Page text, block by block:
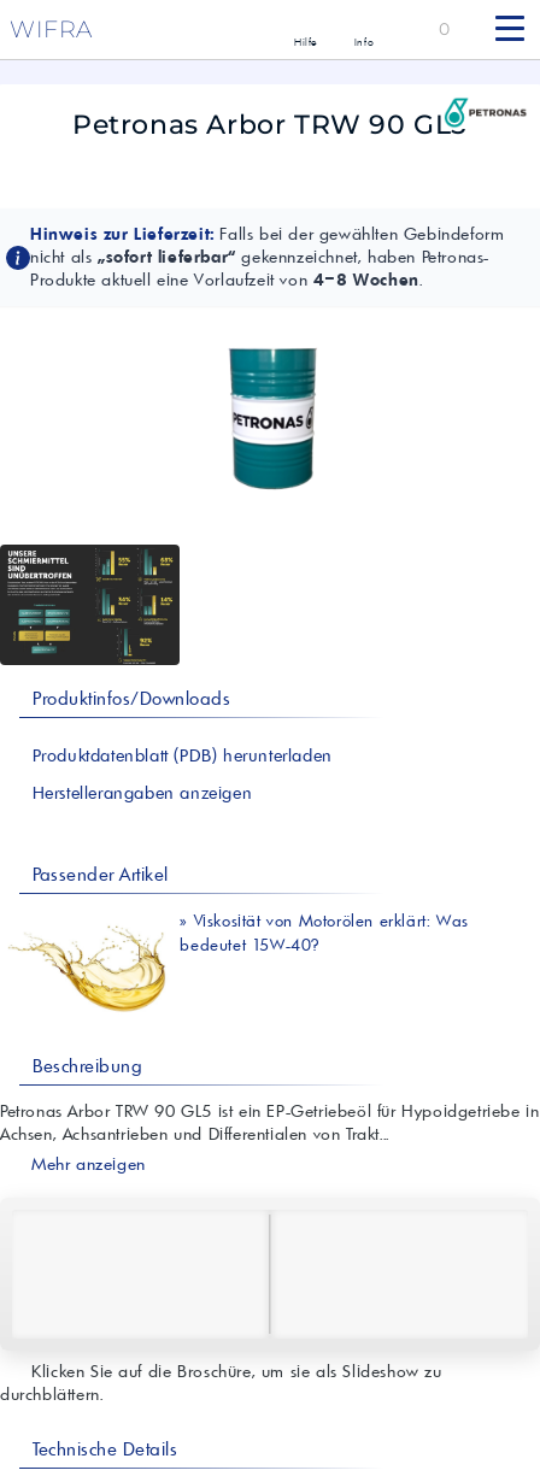
WIFRA Hilfe Info
0
Petronas Arbor TRW 90 GL5
Hinweis zur Lieferzeit: Falls bei der gewählten Gebindeform
nicht als „sofort lieferbar“ gekennzeichnet, haben Petronas-
Produkte aktuell eine Vorlaufzeit von 4–8 Wochen.
Produktinfos/Downloads
Produktdatenblatt (PDB) herunterladen
Herstellerangaben anzeigen
Passender Artikel
» Viskosität von Motorölen erklärt: Was
bedeutet 15W-40?
Beschreibung
Petronas Arbor TRW 90 GL5 ist ein EP-Getriebeöl für Hypoidgetriebe in
Achsen, Achsantrieben und Differentialen von Trakt...
Mehr anzeigen
Klicken Sie auf die Broschüre, um sie als Slideshow zu
durchblättern.
Technische Details